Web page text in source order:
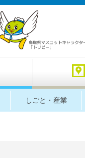
しごと・産業